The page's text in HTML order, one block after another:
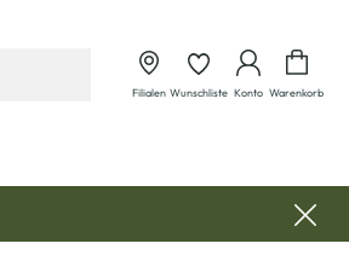
Filialen Wunschliste Konto Warenkorb